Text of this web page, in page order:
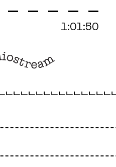
1:01:50